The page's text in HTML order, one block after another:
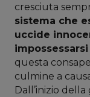
cresciuta
sistema che
uccide
questa
culmine a
Dall’inizio